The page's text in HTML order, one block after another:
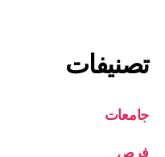
تصنيفات
جامعات
فرص